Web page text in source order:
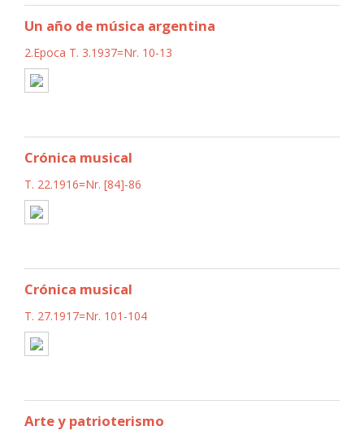
Un año de música argentina
2.Epoca T. 3.1937=Nr. 10-13
Crónica musical
T. 22.1916=Nr. [84]-86
Crónica musical
T. 27.1917=Nr. 101-104
Arte y patrioterismo